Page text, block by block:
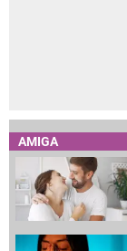
AMIGA